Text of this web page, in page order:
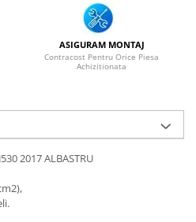
ASIGURAM MONTAJ
Contracost Pentru Orice Piesa
Achizitionata
2017 ALBASTRU